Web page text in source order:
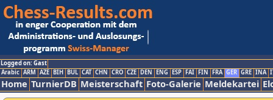
Logged on: Gast
Arabic ARM AZE BIH BUL CAT CHN CRO CZE DEN ENG ESP FAI FIN FRA GER GRE INA
Home TurnierDB Meisterschaft Foto-Galerie Meldekartei